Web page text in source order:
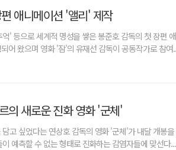
애니메이션 '앨리' 제작
' 등으로 세계적 명성을 쌓은 봉준호 감독의 첫 장편
어 왔으며 영화 '잠'의 유재선 감독이 공동작가로 참여
의 새로운 진화 영화 '군체'
고 싶었다는 연상호 감독의 영화 '군체'가 내달 개봉
예측할 수 없는 형태로 진화하는 감염자들에 맞선다